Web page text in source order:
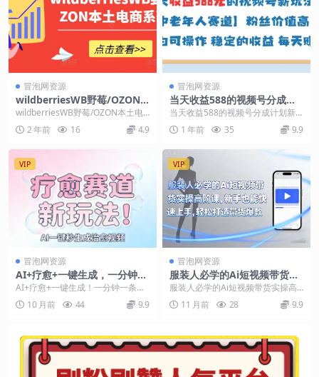
冒泡网资源
wildberriesWB野莓/OZON
本土电商系列课，掌握WB产
品优化，出单技巧和订单处理
等
wildberriesWB野莓/OZON本土电
商系列课，掌握WB产品优化，出单
技...2 年前 16 4.9
冒泡网资源
当天收益588的视频号分成计
划新玩法中老年人赛道粉丝价
当天收益588的视频号分成计划新
玩法中老年人赛道粉丝价值高 项目
介绍： 视频号新...
1 年前 35 9.9
VIP
冒泡网资源
AI+疗愈+一键生成，一分钟一
条素材，每天想要多少素材就
多少素材，矩阵做，月入1W
AI+疗愈+一键生成！一分钟一条素
材，每天想要多少素材就多少素
材！做账号就像呼吸...
10 月前 44 9.9
VIP
冒泡网资源
服装人必学的Ai短视频带货实
操高阶课，新手也能快速上
手，轻松打造带货爆款
服装人必学的Ai短视频带货实操高
阶课，新手也能快速上手，轻松打
造带货爆款 课程介...
11 月前 28 9.9